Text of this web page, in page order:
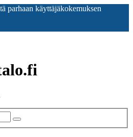
parhaan käyttäjäkokemuksen
Etsi